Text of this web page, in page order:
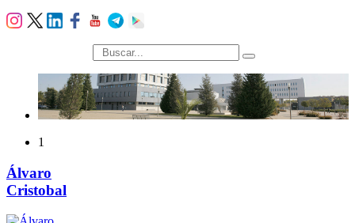
búsqueda
1
Álvaro
Cristobal